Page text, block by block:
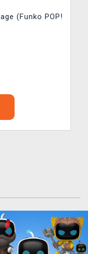
(Funko POP!